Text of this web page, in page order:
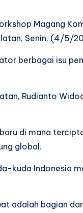
Magang
Senin, (4/5/
berbagai isu
Rudianto
di mana
global.
kuda Indonesia
adalah bagian